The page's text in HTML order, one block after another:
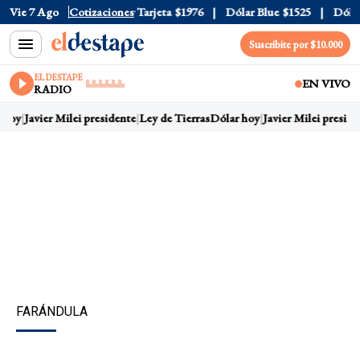
Vie 7 Ago Cotizaciones
$1520 Dólar Tarjeta $1976 Dólar Blue $1525 Dólar
Suscribite por $10.000
EL DESTAPE
RADIO EN VIVO
Javier Milei presidente Ley de TierrasDólar hoy Javier Milei
FARÁNDULA